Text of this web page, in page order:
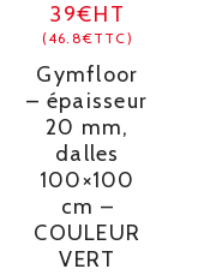
39€HT
(46.8€TTC)
Gymfloor
– épaisseur
20 mm,
dalles
100×100
cm –
COULEUR
VERT